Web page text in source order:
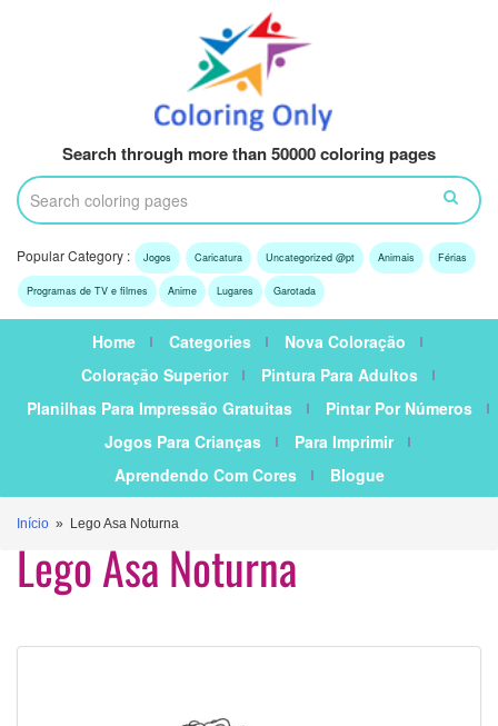
Search through more than 50000 coloring pages
Popular Category : Jogos Caricatura Uncategorized @pt Animais Férias
Programas de TV e filmes Anime Lugares Garotada
Home Categories
Nova Coloração
Coloração Superior
Pintura Para Adultos
Planilhas Para Impressão Gratuitas
Pintar Por Números
Jogos Para Crianças
Para Imprimir
Aprendendo Com Cores
Blogue
Início » Lego Asa Noturna
Lego Asa Noturna